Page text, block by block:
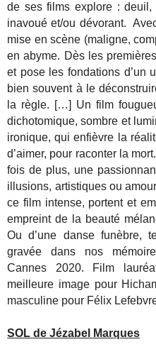
de ses films explore : deuil,
inavoué et/ou dévorant.
mise en scène (maligne,
en abyme. Dès les
et pose les fondations d’un
bien souvent à le
la règle. […] Un film
dichotomique, sombre et
ironique, qui enfièvre la
d’aimer, pour raconter la
fois de plus, une
illusions, artistiques ou
ce film intense, portent et
empreint de la beauté
Ou d’une danse funèbre,
gravée dans nos
Cannes 2020. Film
meilleure image pour
masculine pour Félix
SOL de Jézabel Marques